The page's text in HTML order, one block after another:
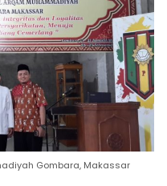
Gombara, Makassar